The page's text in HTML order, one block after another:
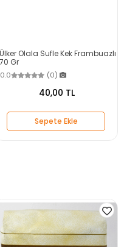
Ülker Olala Sufle Kek Frambuazlı
70 Gr
0.0 (0)
40,00 TL
Sepete Ekle